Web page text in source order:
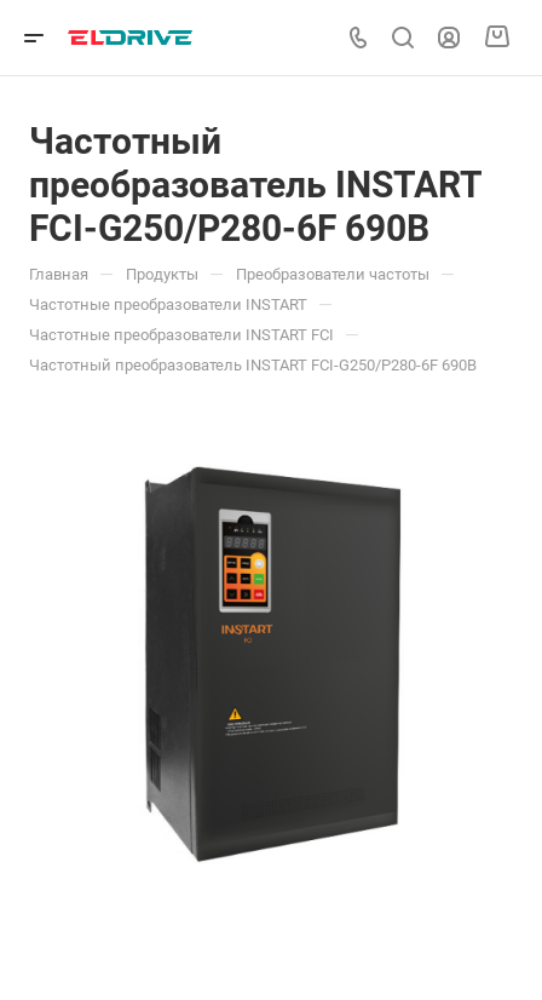
Частотный
преобразователь INSTART
FCI-G250/P280-6F 690В
Главная — Продукты — Преобразователи частоты —
Частотные преобразователи INSTART —
Частотные преобразователи INSTART FCI —
Частотный преобразователь INSTART FCI-G250/P280-6F 690В